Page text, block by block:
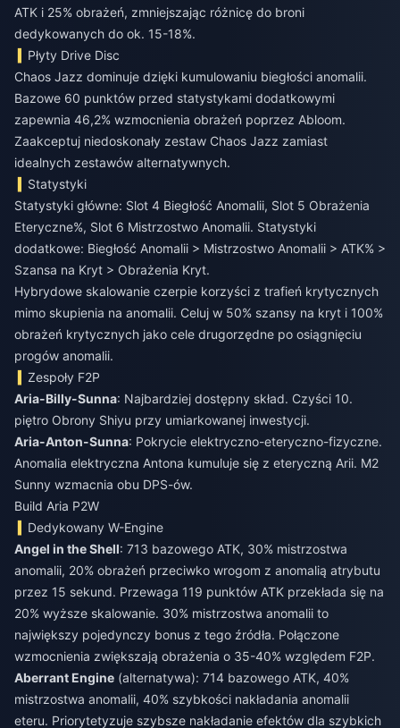
ATK i 25% obrażeń, zmniejszając różnicę do broni
dedykowanych do ok. 15-18%.
Płyty Drive Disc
Chaos Jazz dominuje dzięki kumulowaniu biegłości anomalii.
Bazowe 60 punktów przed statystykami dodatkowymi
zapewnia 46,2% wzmocnienia obrażeń poprzez Abloom.
Zaakceptuj niedoskonały zestaw Chaos Jazz zamiast
idealnych zestawów alternatywnych.
Statystyki
Statystyki główne: Slot 4 Biegłość Anomalii, Slot 5 Obrażenia
Eteryczne%, Slot 6 Mistrzostwo Anomalii. Statystyki
dodatkowe: Biegłość Anomalii > Mistrzostwo Anomalii > ATK% >
Szansa na Kryt > Obrażenia Kryt.
Hybrydowe skalowanie czerpie korzyści z trafień krytycznych
mimo skupienia na anomalii. Celuj w 50% szansy na kryt i 100%
obrażeń krytycznych jako cele drugorzędne po osiągnięciu
progów anomalii.
Zespoły F2P
Aria-Billy-Sunna: Najbardziej dostępny skład. Czyści 10.
piętro Obrony Shiyu przy umiarkowanej inwestycji.
Aria-Anton-Sunna: Pokrycie elektryczno-eteryczno-fizyczne.
Anomalia elektryczna Antona kumuluje się z eteryczną Arii. M2
Sunny wzmacnia obu DPS-ów.
Build Aria P2W
Dedykowany W-Engine
Angel in the Shell: 713 bazowego ATK, 30% mistrzostwa
anomalii, 20% obrażeń przeciwko wrogom z anomalią atrybutu
przez 15 sekund. Przewaga 119 punktów ATK przekłada się na
20% wyższe skalowanie. 30% mistrzostwa anomalii to
największy pojedynczy bonus z tego źródła. Połączone
wzmocnienia zwiększają obrażenia o 35-40% względem F2P.
Aberrant Engine (alternatywa): 714 bazowego ATK, 40%
mistrzostwa anomalii, 40% szybkości nakładania anomalii
eteru. Priorytetyzuje szybsze nakładanie efektów dla szybkich